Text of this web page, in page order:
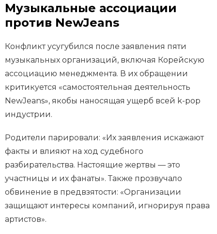
Музыкальные ассоциации
против NewJeans
Конфликт усугубился после заявления пяти
музыкальных организаций, включая Корейскую
ассоциацию менеджмента. В их обращении
критикуется «самостоятельная деятельность
NewJeans», якобы наносящая ущерб всей k-pop
индустрии.
Родители парировали: «Их заявления искажают
факты и влияют на ход судебного
разбирательства. Настоящие жертвы — это
участницы и их фанаты». Также прозвучало
обвинение в предвзятости: «Организации
защищают интересы компаний, игнорируя права
артистов».